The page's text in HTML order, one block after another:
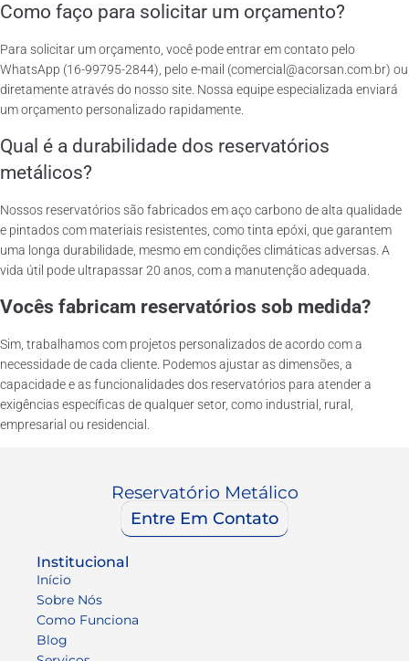
Como faço para solicitar um orçamento?
Para solicitar um orçamento, você pode entrar em contato pelo
WhatsApp (16-99795-2844), pelo e-mail (comercial@acorsan.com.br) ou
diretamente através do nosso site. Nossa equipe especializada enviará
um orçamento personalizado rapidamente.
Qual é a durabilidade dos reservatórios
metálicos?
Nossos reservatórios são fabricados em aço carbono de alta qualidade
e pintados com materiais resistentes, como tinta epóxi, que garantem
uma longa durabilidade, mesmo em condições climáticas adversas. A
vida útil pode ultrapassar 20 anos, com a manutenção adequada.
Vocês fabricam reservatórios sob medida?
Sim, trabalhamos com projetos personalizados de acordo com a
necessidade de cada cliente. Podemos ajustar as dimensões, a
capacidade e as funcionalidades dos reservatórios para atender a
exigências específicas de qualquer setor, como industrial, rural,
empresarial ou residencial.
Reservatório Metálico
Entre Em Contato
Institucional
Início
Sobre Nós
Como Funciona
Blog